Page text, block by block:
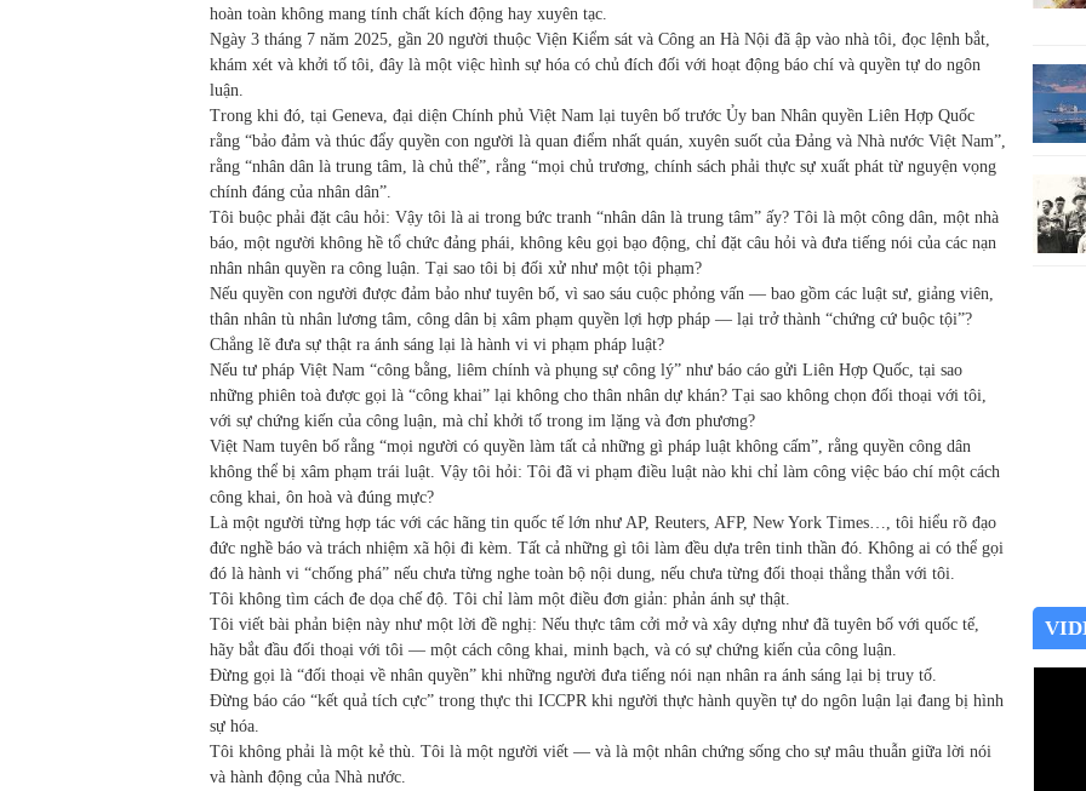
hoàn toàn không mang tính chất kích động hay xuyên tạc.
Ngày 3 tháng 7 năm 2025, gần 20 người thuộc Viện Kiểm sát và Công an Hà Nội đã ập vào nhà tôi, đọc lệnh bắt,
khám xét và khởi tố tôi, đây là một việc hình sự hóa có chủ đích đối với hoạt động báo chí và quyền tự do ngôn
luận.
Trong khi đó, tại Geneva, đại diện Chính phủ Việt Nam lại tuyên bố trước Ủy ban Nhân quyền Liên Hợp Quốc
rằng “bảo đảm và thúc đẩy quyền con người là quan điểm nhất quán, xuyên suốt của Đảng và Nhà nước Việt Nam”,
rằng “nhân dân là trung tâm, là chủ thể”, rằng “mọi chủ trương, chính sách phải thực sự xuất phát từ nguyện vọng
chính đáng của nhân dân”.
Tôi buộc phải đặt câu hỏi: Vậy tôi là ai trong bức tranh “nhân dân là trung tâm” ấy? Tôi là một công dân, một nhà
báo, một người không hề tổ chức đảng phái, không kêu gọi bạo động, chỉ đặt câu hỏi và đưa tiếng nói của các nạn
nhân nhân quyền ra công luận. Tại sao tôi bị đối xử như một tội phạm?
Nếu quyền con người được đảm bảo như tuyên bố, vì sao sáu cuộc phỏng vấn — bao gồm các luật sư, giảng viên,
thân nhân tù nhân lương tâm, công dân bị xâm phạm quyền lợi hợp pháp — lại trở thành “chứng cứ buộc tội”?
Chẳng lẽ đưa sự thật ra ánh sáng lại là hành vi vi phạm pháp luật?
Nếu tư pháp Việt Nam “công bằng, liêm chính và phụng sự công lý” như báo cáo gửi Liên Hợp Quốc, tại sao
những phiên toà được gọi là “công khai” lại không cho thân nhân dự khán? Tại sao không chọn đối thoại với tôi,
với sự chứng kiến của công luận, mà chỉ khởi tố trong im lặng và đơn phương?
Việt Nam tuyên bố rằng “mọi người có quyền làm tất cả những gì pháp luật không cấm”, rằng quyền công dân
không thể bị xâm phạm trái luật. Vậy tôi hỏi: Tôi đã vi phạm điều luật nào khi chỉ làm công việc báo chí một cách
công khai, ôn hoà và đúng mực?
Là một người từng hợp tác với các hãng tin quốc tế lớn như AP, Reuters, AFP, New York Times…, tôi hiểu rõ đạo
đức nghề báo và trách nhiệm xã hội đi kèm. Tất cả những gì tôi làm đều dựa trên tinh thần đó. Không ai có thể gọi
đó là hành vi “chống phá” nếu chưa từng nghe toàn bộ nội dung, nếu chưa từng đối thoại thẳng thắn với tôi.
Tôi không tìm cách đe dọa chế độ. Tôi chỉ làm một điều đơn giản: phản ánh sự thật.
Tôi viết bài phản biện này như một lời đề nghị: Nếu thực tâm cởi mở và xây dựng như đã tuyên bố với quốc tế,
hãy bắt đầu đối thoại với tôi — một cách công khai, minh bạch, và có sự chứng kiến của công luận.
Đừng gọi là “đối thoại về nhân quyền” khi những người đưa tiếng nói nạn nhân ra ánh sáng lại bị truy tố.
Đừng báo cáo “kết quả tích cực” trong thực thi ICCPR khi người thực hành quyền tự do ngôn luận lại đang bị hình
sự hóa.
Tôi không phải là một kẻ thù. Tôi là một người viết — và là một nhân chứng sống cho sự mâu thuẫn giữa lời nói
và hành động của Nhà nước.